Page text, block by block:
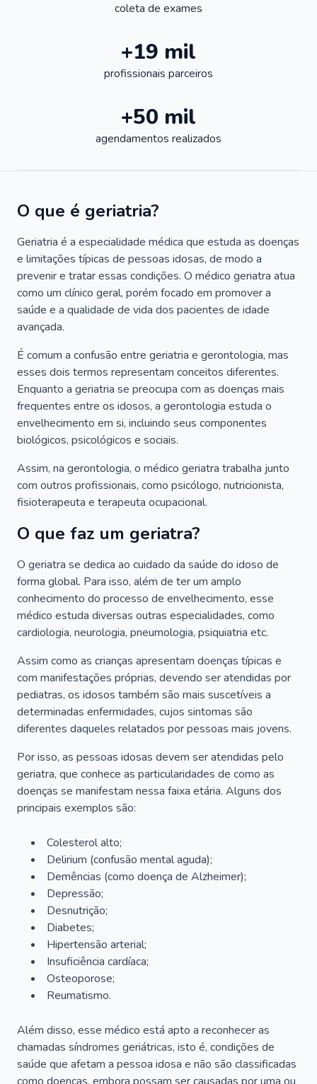
coleta de exames
+19 mil
profissionais parceiros
+50 mil
agendamentos realizados
O que é geriatria?
Geriatria é a especialidade médica que estuda as doenças
e limitações típicas de pessoas idosas, de modo a
prevenir e tratar essas condições. O médico geriatra atua
como um clínico geral, porém focado em promover a
saúde e a qualidade de vida dos pacientes de idade
avançada.
É comum a confusão entre geriatria e gerontologia, mas
esses dois termos representam conceitos diferentes.
Enquanto a geriatria se preocupa com as doenças mais
frequentes entre os idosos, a gerontologia estuda o
envelhecimento em si, incluindo seus componentes
biológicos, psicológicos e sociais.
Assim, na gerontologia, o médico geriatra trabalha junto
com outros profissionais, como psicólogo, nutricionista,
fisioterapeuta e terapeuta ocupacional.
O que faz um geriatra?
O geriatra se dedica ao cuidado da saúde do idoso de
forma global. Para isso, além de ter um amplo
conhecimento do processo de envelhecimento, esse
médico estuda diversas outras especialidades, como
cardiologia, neurologia, pneumologia, psiquiatria etc.
Assim como as crianças apresentam doenças típicas e
com manifestações próprias, devendo ser atendidas por
pediatras, os idosos também são mais suscetíveis a
determinadas enfermidades, cujos sintomas são
diferentes daqueles relatados por pessoas mais jovens.
Por isso, as pessoas idosas devem ser atendidas pelo
geriatra, que conhece as particularidades de como as
doenças se manifestam nessa faixa etária. Alguns dos
principais exemplos são:
Colesterol alto;
Delirium (confusão mental aguda);
Demências (como doença de Alzheimer);
Depressão;
Desnutrição;
Diabetes;
Hipertensão arterial;
Insuficiência cardíaca;
Osteoporose;
Reumatismo.
Além disso, esse médico está apto a reconhecer as
chamadas síndromes geriátricas, isto é, condições de
saúde que afetam a pessoa idosa e não são classificadas